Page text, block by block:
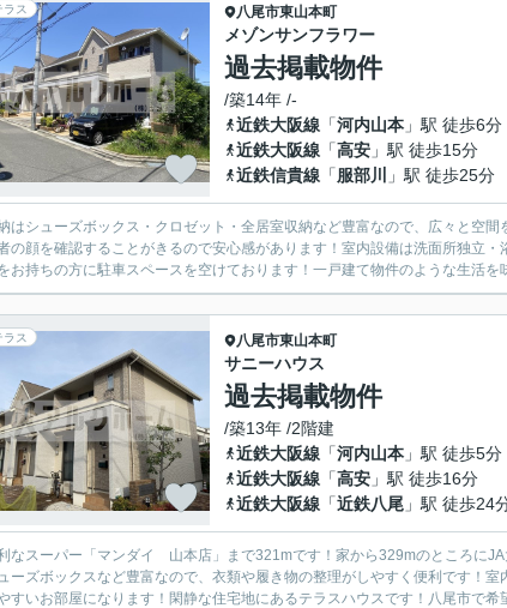
ラス 八尾市東山本町
メゾンサンフラワー
過去掲載物件
/築14年 /-
近鉄大阪線 「河内山本 」駅 徒歩6分
近鉄大阪線 「高安 」駅 徒歩15分
近鉄信貴線 「服部川 」駅 徒歩25分
はシューズボックス・クロゼット・全居室収納など豊富なので、広々と空
の顔を確認することがきるので安心感があります！室内設備は洗面所独立
お持ちの方に駐車スペースを空けております！一戸建て物件のような生活
ラス 八尾市東山本町
サニーハウス
過去掲載物件
/築13年 /2階建
近鉄大阪線 「河内山本 」駅 徒歩5分
近鉄大阪線 「高安 」駅 徒歩16分
近鉄大阪線 「近鉄八尾 」駅 徒歩24
なスーパー「マンダイ 山本店」まで321mです！家から329mのところに
ーズボックスなど豊富なので、衣類や履き物の整理がしやすく便利です！
すいお部屋になります！閑静な住宅地にあるテラスハウスです！八尾市で